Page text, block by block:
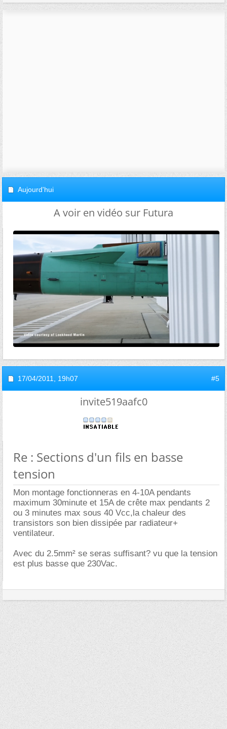
Aujourd'hui
A voir en vidéo sur Futura
17/04/2011, 19h07 #5
invite519aafc0
Re : Sections d'un fils en basse
tension
Mon montage fonctionneras en 4-10A pendants
maximum 30minute et 15A de crête max pendants 2
ou 3 minutes max sous 40 Vcc,la chaleur des
transistors son bien dissipée par radiateur+
ventilateur.
Avec du 2.5mm² se seras suffisant? vu que la tension
est plus basse que 230Vac.